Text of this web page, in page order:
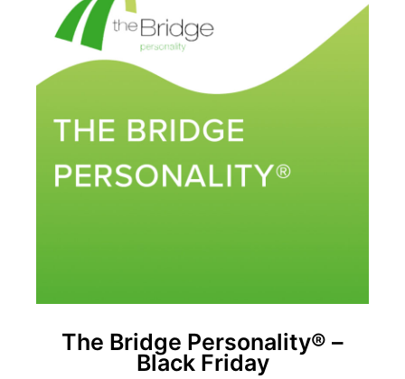
The Bridge Personality® –
Black Friday